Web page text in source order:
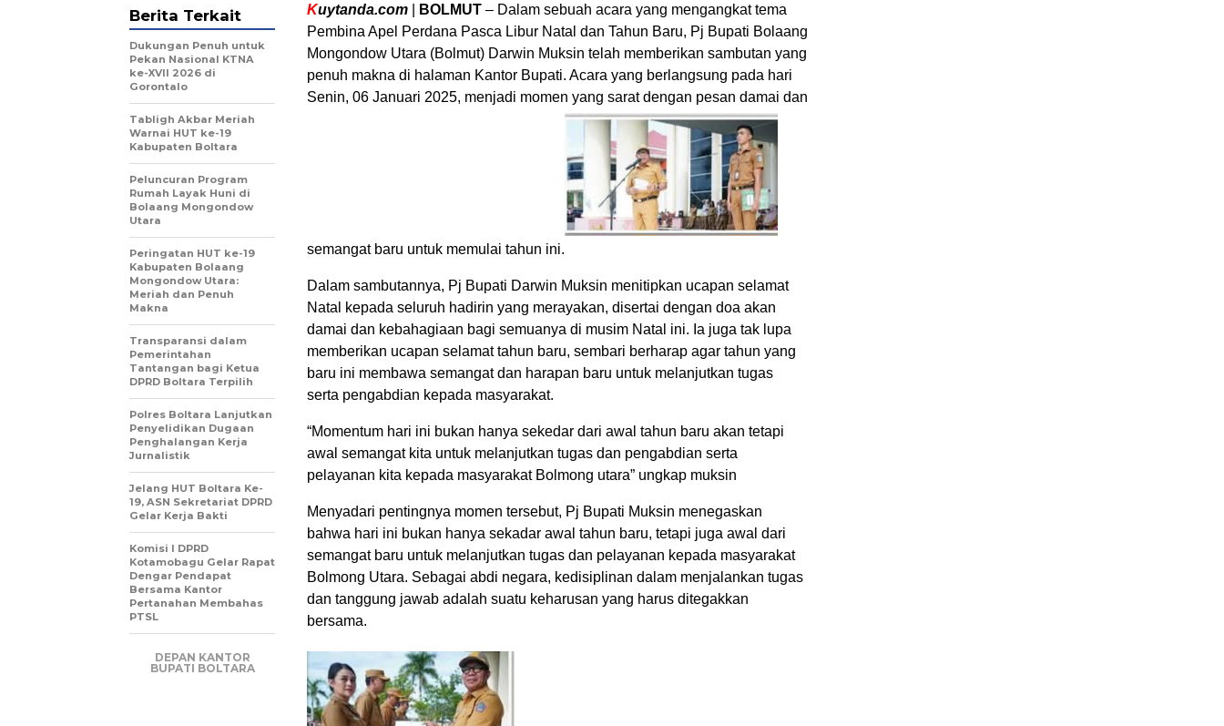
Kuytanda.com BOLMUT – Dalam sebuah acara yang mengangkat tema
Pembina Apel Perdana Pasca Libur Natal dan Tahun Baru, Pj Bupati Bolaang
Mongondow Utara (Bolmut) Darwin Muksin telah memberikan sambutan yang
penuh makna di halaman Kantor Bupati. Acara yang berlangsung pada hari
Senin, 06 Januari 2025, menjadi momen yang sarat dengan pesan damai dan
semangat baru untuk memulai tahun ini.
Dalam sambutannya, Pj Bupati Darwin Muksin menitipkan ucapan selamat
Natal kepada seluruh hadirin yang merayakan, disertai dengan doa akan
damai dan kebahagiaan bagi semuanya di musim Natal ini. Ia juga tak lupa
memberikan ucapan selamat tahun baru, sembari berharap agar tahun yang
baru ini membawa semangat dan harapan baru untuk melanjutkan tugas
serta pengabdian kepada masyarakat.
“Momentum hari ini bukan hanya sekedar dari awal tahun baru akan tetapi
awal semangat kita untuk melanjutkan tugas dan pengabdian serta
pelayanan kita kepada masyarakat Bolmong utara” ungkap muksin
Menyadari pentingnya momen tersebut, Pj Bupati Muksin menegaskan
bahwa hari ini bukan hanya sekadar awal tahun baru, tetapi juga awal dari
semangat baru untuk melanjutkan tugas dan pelayanan kepada masyarakat
Bolmong Utara. Sebagai abdi negara, kedisiplinan dalam menjalankan tugas
dan tanggung jawab adalah suatu keharusan yang harus ditegakkan
bersama.
Berita Terkait
Dukungan Penuh untuk
Pekan Nasional KTNA
ke-XVII 2026 di
Gorontalo
Tabligh Akbar Meriah
Warnai HUT ke-19
Kabupaten Boltara
Peluncuran Program
Rumah Layak Huni di
Bolaang Mongondow
Utara
Peringatan HUT ke-19
Kabupaten Bolaang
Mongondow Utara:
Meriah dan Penuh
Makna
Transparansi dalam
Pemerintahan
Tantangan bagi Ketua
DPRD Boltara Terpilih
Polres Boltara Lanjutkan
Penyelidikan Dugaan
Penghalangan Kerja
Jurnalistik
Jelang HUT Boltara Ke-
19, ASN Sekretariat DPRD
Gelar Kerja Bakti
Komisi I DPRD
Kotamobagu Gelar Rapat
Dengar Pendapat
Bersama Kantor
Pertanahan Membahas
PTSL
DEPAN KANTOR
BUPATI BOLTARA